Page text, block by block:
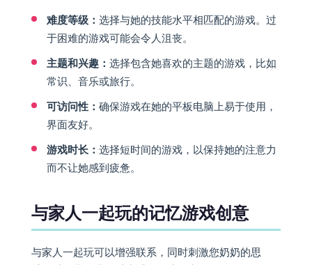
难度等级： 选择与她的技能水平相匹配的游戏。过
于困难的游戏可能会令人沮丧。
主题和兴趣： 选择包含她喜欢的主题的游戏，比如
常识、音乐或旅行。
可访问性： 确保游戏在她的平板电脑上易于使用，
界面友好。
游戏时长： 选择短时间的游戏，以保持她的注意力
而不让她感到疲惫。
与家人一起玩的记忆游戏创意
与家人一起玩可以增强联系，同时刺激您奶奶的思